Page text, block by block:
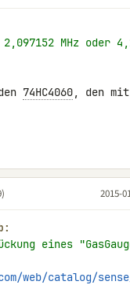
2,097152 MHz oder
74HC4060, den
2015-
eines
web/catalog/